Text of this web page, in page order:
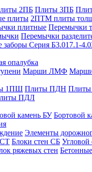
2ПБ Плиты 3ПБ
плиты 2ПТМ плиты
плитные Перемычки
Перемычки
заборы Серия Б3.017.1-
опалубка
Марши ЛМФ
1ПШ Плиты ПДН
ПДЛ
камень БУ Бортовой
Элементы
СТ Блоки стен СБ Угловой
ряжевых стен